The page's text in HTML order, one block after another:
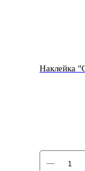
Наклейка